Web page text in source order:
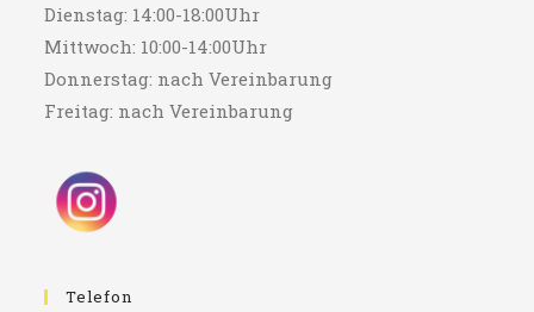
Dienstag: 14:00-18:00Uhr
Mittwoch: 10:00-14:00Uhr
Donnerstag: nach Vereinbarung
Freitag: nach Vereinbarung
Telefon